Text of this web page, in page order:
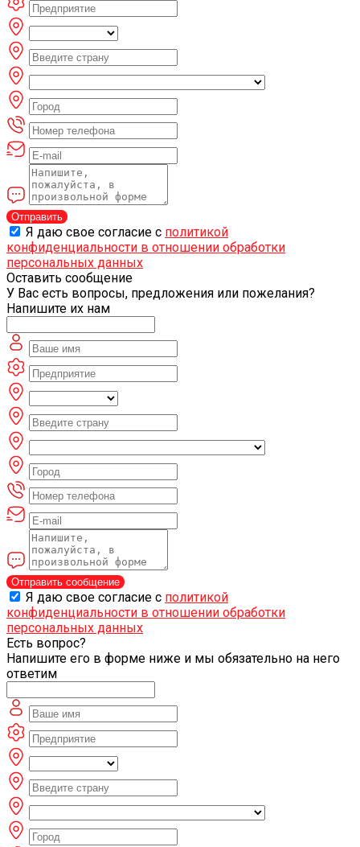
Отправить
Я даю свое согласие с политикой
конфиденциальности в отношении обработки
персональных данных
Оставить сообщение
У Вас есть вопросы, предложения или пожелания?
Напишите их нам
Отправить сообщение
Я даю свое согласие с политикой
конфиденциальности в отношении обработки
персональных данных
Есть вопрос?
Напишите его в форме ниже и мы обязательно на него
ответим